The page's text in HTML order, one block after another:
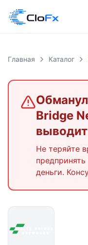
Главная Каталог
Bridge
Не теряйте
деньги.